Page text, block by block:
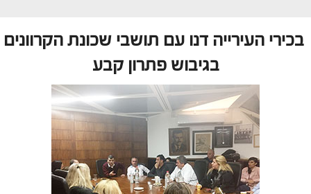
בכירי העירייה דנו עם תושבי שכונת הקרוונים
בגיבוש פתרון קבע